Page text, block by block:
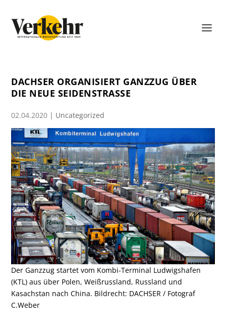
DACHSER ORGANISIERT GANZZUG ÜBER
DIE NEUE SEIDENSTRASSE
02.04.2020 | Uncategorized
Der Ganzzug startet vom Kombi-Terminal Ludwigshafen
(KTL) aus über Polen, Weißrussland, Russland und
Kasachstan nach China. Bildrecht: DACHSER / Fotograf
C.Weber